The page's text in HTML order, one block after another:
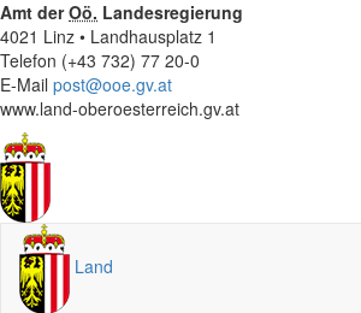
Amt derOö. Landesregierung
4021 Linz • Landhausplatz 1
Telefon (+43 732) 77 20-0
E-Mail post@ooe.gv.at
www.land-oberoesterreich.gv.at
Land